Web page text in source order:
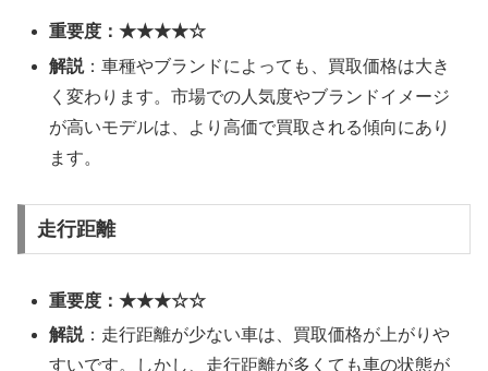
重要度：★★★★☆
解説：車種やブランドによっても、買取価格は大き
く変わります。市場での人気度やブランドイメージ
が高いモデルは、より高価で買取される傾向にあり
ます。
走行距離
重要度：★★★☆☆
解説：走行距離が少ない車は、買取価格が上がりや
すいです。しかし、走行距離が多くても車の状態が